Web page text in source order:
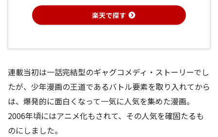
楽天で探す
連載当初は一話完結型のギャグコメディ・ストーリーでし
たが、少年漫画の王道であるバトル要素を取り入れてから
は、爆発的に面白くなって一気に人気を集めた漫画。
2006年頃にはアニメ化もされて、その人気を確固たるも
のにしました。